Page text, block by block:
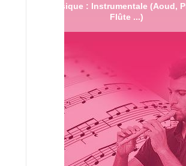
Musique : Instrumentale (Aoud,
Flûte ...)